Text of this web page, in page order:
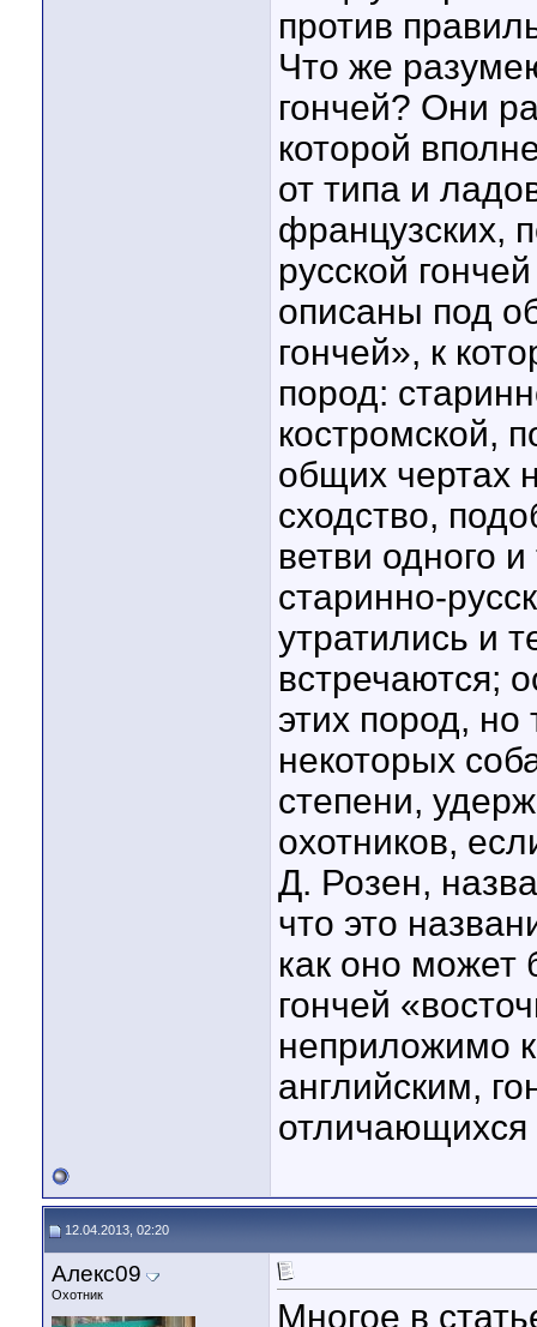
против
Что же
гончей? Они
которой
от типа и
французских,
русской
описаны под
гончей», к
пород:
костромской,
общих чертах
сходство,
ветви одного
старинно-
утратились и
встречаются;
этих пород, но
некоторых
степени,
охотников,
Д. Розен,
что это
как оно может
гончей
неприложимо
английским,
отличающихся
12.04.2013, 02:20
Алекс09
Охотник
Многое в